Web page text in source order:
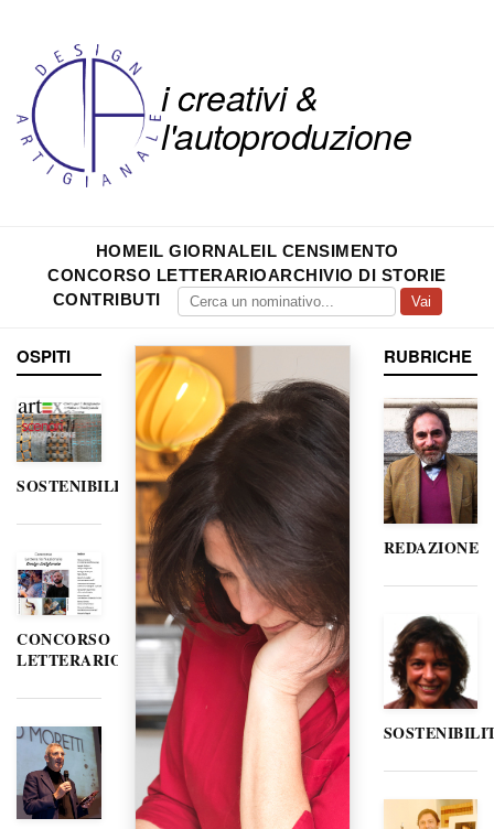
i creativi &
l'autoproduzione
HOMEIL GIORNALEIL CENSIMENTO
CONCORSO LETTERARIOARCHIVIO DI STORIE
CONTRIBUTI
Vai
OSPITI
SOSTENIBILITÀ
CONCORSO
LETTERARIO
RUBRICHE
REDAZIONE